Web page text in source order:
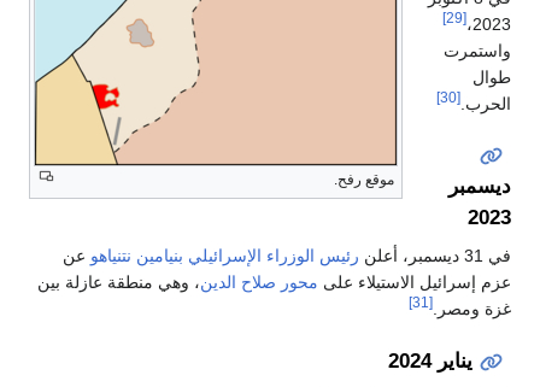
موقع رفح.
2023، [29]
واستمرت
طوال
الحرب. [30]
ديسمبر
2023
في 31 ديسمبر، أعلن رئيس الوزراء الإسرائيلي بنيامين نتنياهو عن
عزم إسرائيل الاستيلاء على محور صلاح الدين، وهي منطقة عازلة بين
غزة ومصر.[31]
يناير 2024